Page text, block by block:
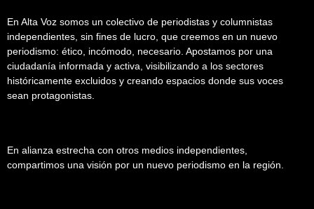
En Alta Voz somos un colectivo de periodistas y columnistas
independientes, sin fines de lucro, que creemos en un nuevo
periodismo: ético, incómodo, necesario. Apostamos por una
ciudadanía informada y activa, visibilizando a los sectores
históricamente excluidos y creando espacios donde sus voces
sean protagonistas.
En alianza estrecha con otros medios independientes,
compartimos una visión por un nuevo periodismo en la región.